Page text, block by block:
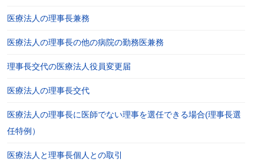
医療法人の理事長兼務
医療法人の理事長の他の病院の勤務医兼務
理事長交代の医療法人役員変更届
医療法人の理事長交代
医療法人の理事長に医師でない理事を選任できる場合(理事長選
任特例）
医療法人と理事長個人との取引